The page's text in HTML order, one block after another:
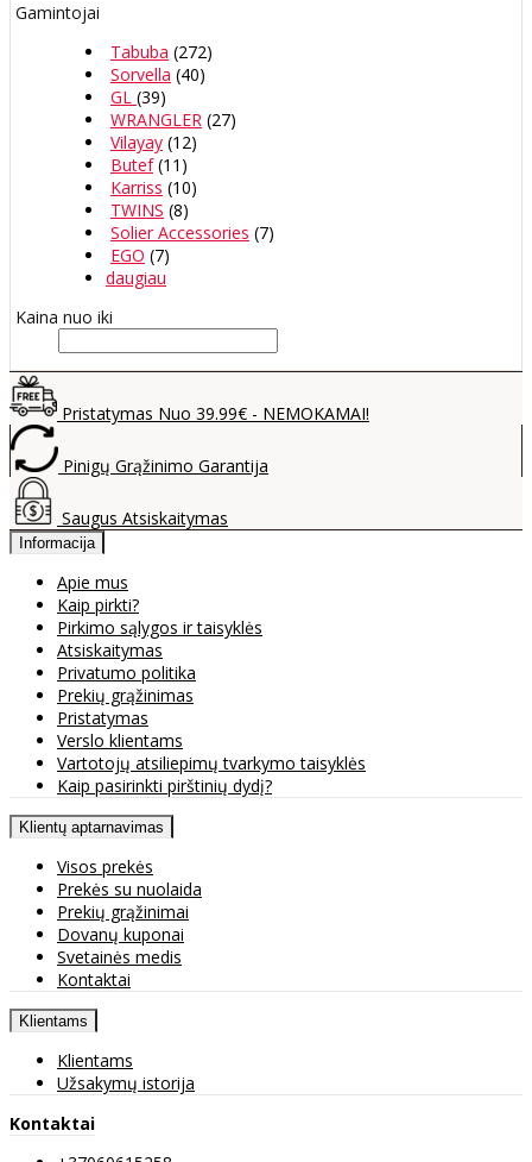
Gamintojai
Tabuba (272)
Sorvella (40)
GL (39)
WRANGLER (27)
Vilayay (12)
Butef (11)
Karriss (10)
TWINS (8)
Solier Accessories (7)
EGO (7)
daugiau
Kaina nuo iki
Pristatymas Nuo 39.99€ - NEMOKAMAI!
Pinigų Grąžinimo Garantija
Saugus Atsiskaitymas
Informacija
Apie mus
Kaip pirkti?
Pirkimo sąlygos ir taisyklės
Atsiskaitymas
Privatumo politika
Prekių grąžinimas
Pristatymas
Verslo klientams
Vartotojų atsiliepimų tvarkymo taisyklės
Kaip pasirinkti pirštinių dydį?
Klientų aptarnavimas
Visos prekės
Prekės su nuolaida
Prekių grąžinimai
Dovanų kuponai
Svetainės medis
Kontaktai
Klientams
Klientams
Užsakymų istorija
Kontaktai